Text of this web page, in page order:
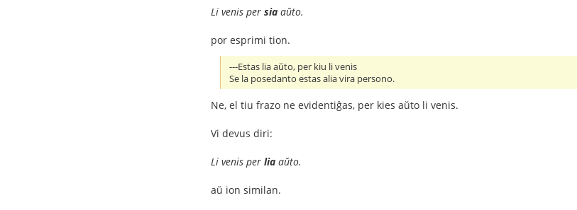
Li venis per sia aŭto.
por esprimi tion.
---Estas lia aŭto, per kiu li venis
Se la posedanto estas alia vira persono.
Ne, el tiu frazo ne evidentiĝas, per kies aŭto li venis.
Vi devus diri:
Li venis per lia aŭto.
aŭ ion similan.